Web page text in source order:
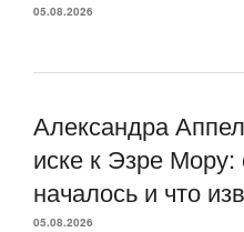
05.08.2026
Александра
иске к Эзре Мору:
началось и что
05.08.2026